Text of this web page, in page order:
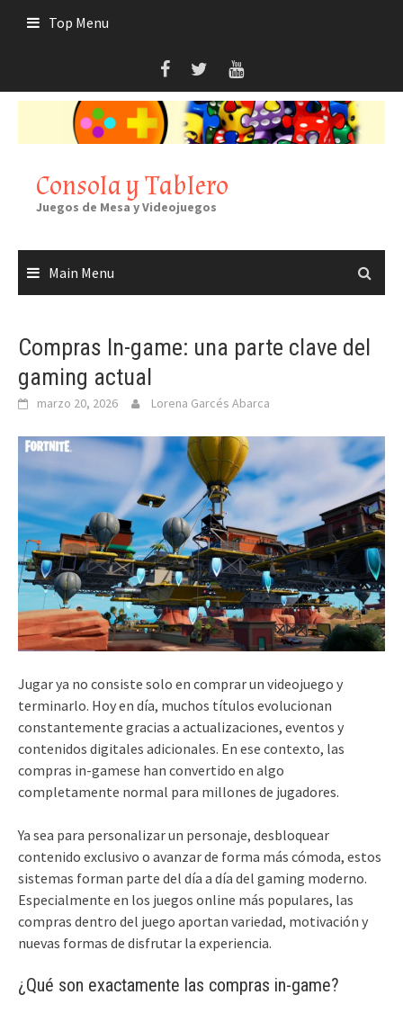
Top Menu
Consola y Tablero
Juegos de Mesa y Videojuegos
Main Menu
Compras In-game: una parte clave del
gaming actual
marzo 20, 2026 Lorena Garcés Abarca
Jugar ya no consiste solo en comprar un videojuego y
terminarlo. Hoy en día, muchos títulos evolucionan
constantemente gracias a actualizaciones, eventos y
contenidos digitales adicionales. En ese contexto, las
compras in-gamese han convertido en algo
completamente normal para millones de jugadores.
Ya sea para personalizar un personaje, desbloquear
contenido exclusivo o avanzar de forma más cómoda, estos
sistemas forman parte del día a día del gaming moderno.
Especialmente en los juegos online más populares, las
compras dentro del juego aportan variedad, motivación y
nuevas formas de disfrutar la experiencia.
¿Qué son exactamente las compras in-game?